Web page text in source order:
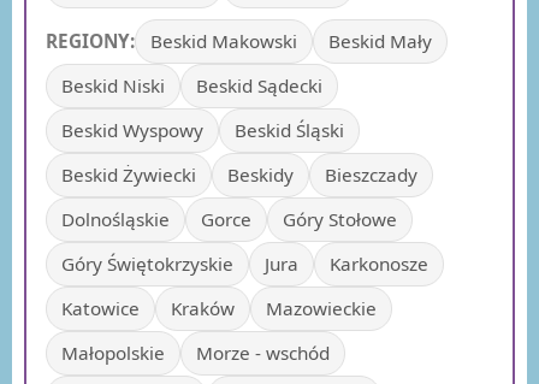
REGIONY: Beskid Makowski
Beskid Mały
Beskid Niski
Beskid Sądecki
Beskid Wyspowy
Beskid Śląski
Beskid Żywiecki
Beskidy
Bieszczady
Dolnośląskie
Gorce
Góry Stołowe
Góry Świętokrzyskie
Jura
Karkonosze
Katowice
Kraków
Mazowieckie
Małopolskie
Morze - wschód